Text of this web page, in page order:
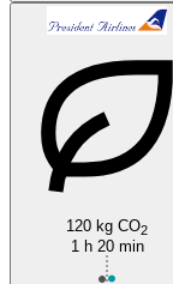
120 kg CO2
1 h 20 min